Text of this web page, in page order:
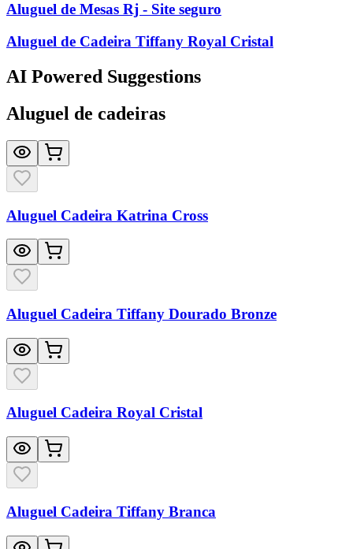
Aluguel de Mesas Rj - Site seguro
Aluguel de Cadeira Tiffany Royal Cristal
AI Powered Suggestions
Aluguel de cadeiras
Aluguel Cadeira Katrina Cross
Aluguel Cadeira Tiffany Dourado Bronze
Aluguel Cadeira Royal Cristal
Aluguel Cadeira Tiffany Branca